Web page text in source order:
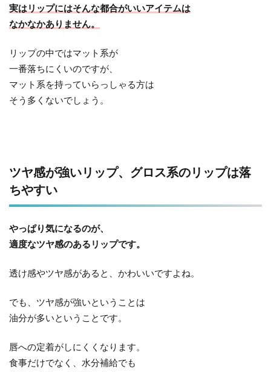
実はリップにはそんな都合がいいアイテムは
なかなかありません。
リップの中ではマット系が
一番落ちにくいのですが、
マット系を持っていらっしゃる方は
そう多くないでしょう。
ツヤ感が強いリップ、グロス系のリップは落
ちやすい
やっぱり気になるのが、
適度なツヤ感のあるリップです。
透け感やツヤ感があると、かわいいですよね。
でも、ツヤ感が強いということは
油分が多いということです。
唇への定着がしにくくなります。
食事だけでなく、水分補給でも